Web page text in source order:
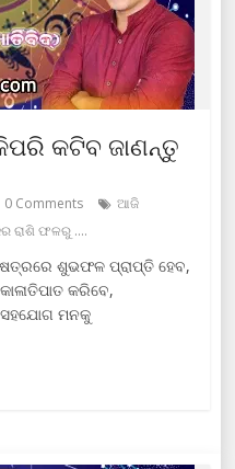
କଟିବ ଜାଣନ୍ତୁ
0 Comments
ଆଜି
ରାଶି ଫଳରୁ ....
ଶୁଭଫଳ ପ୍ରାପ୍ତି ହେବ,
କରିବେ,
ମନକୁ